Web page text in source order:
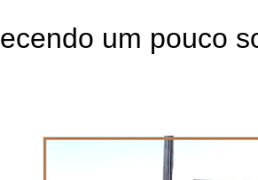
um pouco